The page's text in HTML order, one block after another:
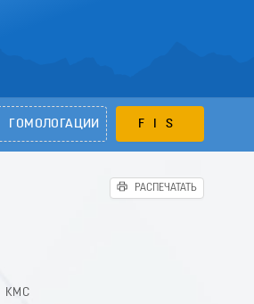
ГОМОЛОГАЦИИ FIS
РАСПЕЧАТАТЬ
КМС